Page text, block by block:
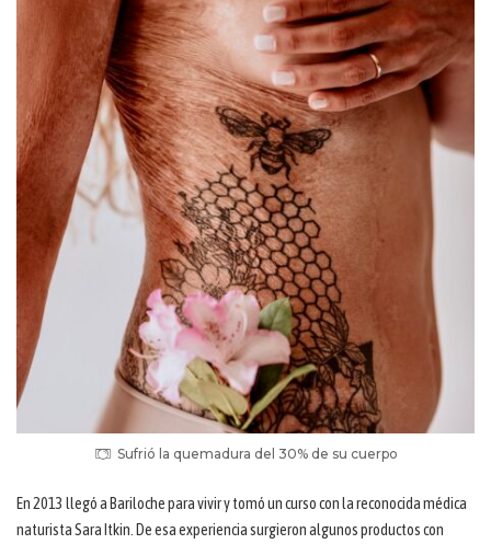
Sufrió la quemadura del 30% de su cuerpo
En 2013 llegó a Bariloche para vivir y tomó un curso con la reconocida médica
naturista Sara Itkin. De esa experiencia surgieron algunos productos con